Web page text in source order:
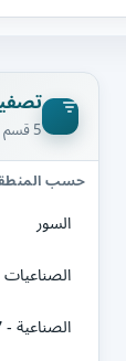
5 قسم
حسب
السور
الصناعيات
الصناعية - 17